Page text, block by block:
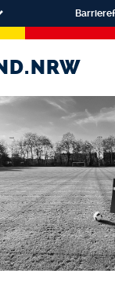
Direkt
Select